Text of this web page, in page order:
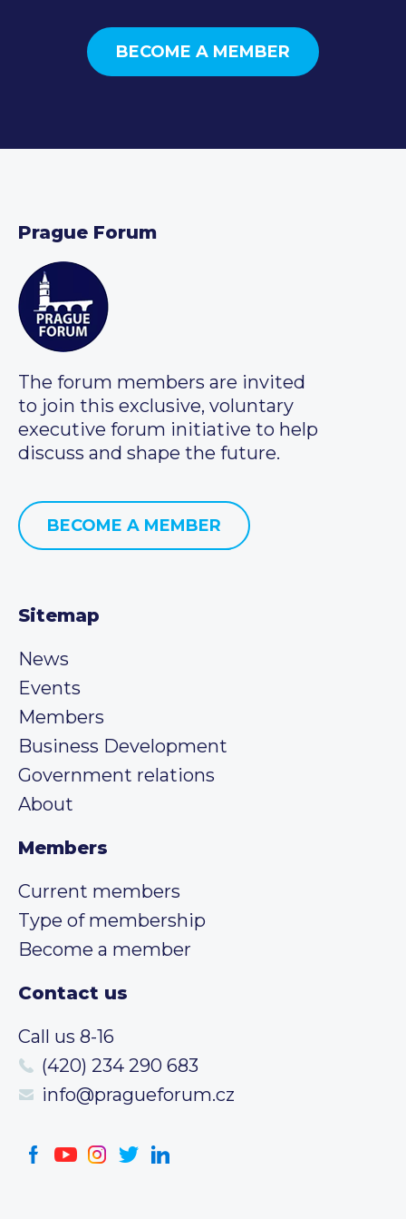
BECOME A MEMBER
Prague Forum
The forum members are invited
to join this exclusive, voluntary
executive forum initiative to help
discuss and shape the future.
BECOME A MEMBER
Sitemap
News
Events
Members
Business Development
Government relations
About
Members
Current members
Type of membership
Become a member
Contact us
Call us 8-16
(420) 234 290 683
info@pragueforum.cz